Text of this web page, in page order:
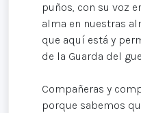
puños, con su voz
alma en nuestras
que aquí está y
de la Guarda del
Compañeras y
porque sabemos